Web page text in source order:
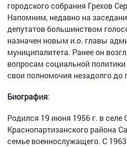
городского собрания Грехов
Напомним, недавно на
депутатов большинством
назначен новым и.о. главы
муниципалитета. Ранее он
вопросам социальной
свои полномочия незадолго до
Биография:
Родился 19 июня 1956 г. в селе
Краснопартизанского района
семье военнослужащего. С